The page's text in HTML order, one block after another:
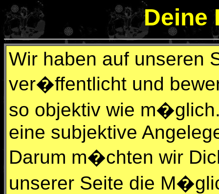
Deine
Wir haben auf unseren
ver�ffentlicht und
so objektiv wie
eine subjektive
Darum m�chten wir
unserer Seite die